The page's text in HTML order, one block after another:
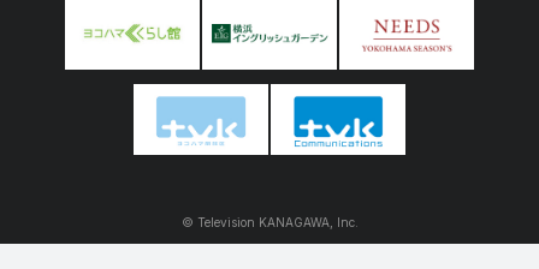
© Television KANAGAWA, Inc.